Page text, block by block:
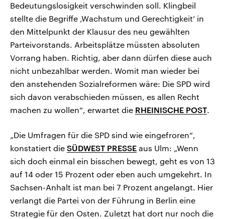
Bedeutungslosigkeit verschwinden soll. Klingbeil
stellte die Begriffe ‚Wachstum und Gerechtigkeit‘ in
den Mittelpunkt der Klausur des neu gewählten
Parteivorstands. Arbeitsplätze müssten absoluten
Vorrang haben. Richtig, aber dann dürfen diese auch
nicht unbezahlbar werden. Womit man wieder bei
den anstehenden Sozialreformen wäre: Die SPD wird
sich davon verabschieden müssen, es allen Recht
machen zu wollen“, erwartet die RHEINISCHE POST.
„Die Umfragen für die SPD sind wie eingefroren“,
konstatiert die SÜDWEST PRESSE aus Ulm: „Wenn
sich doch einmal ein bisschen bewegt, geht es von 13
auf 14 oder 15 Prozent oder eben auch umgekehrt. In
Sachsen-Anhalt ist man bei 7 Prozent angelangt. Hier
verlangt die Partei von der Führung in Berlin eine
Strategie für den Osten. Zuletzt hat dort nur noch die